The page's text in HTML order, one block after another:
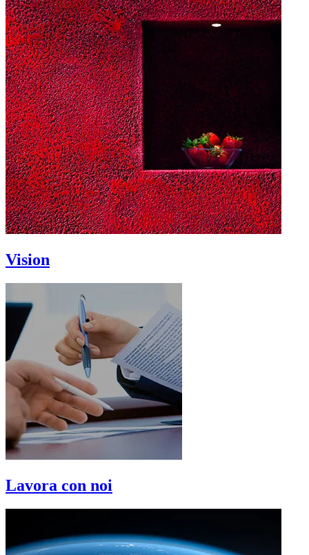
Vision
Lavora con noi